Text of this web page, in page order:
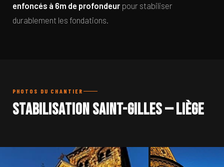
enfoncés à 6m de profondeurpour stabiliser
durablement les fondations.
PHOTOS DU CHANTIER
Stabilisation Saint-Gilles — Liège